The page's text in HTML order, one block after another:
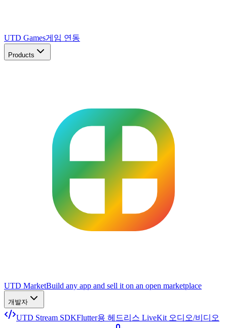
UTD Games게임 연동
Products
UTD MarketBuild any app and sell it on an open marketplace
개발자
UTD Stream SDKFlutter용 헤드리스 LiveKit 오디오/비디오